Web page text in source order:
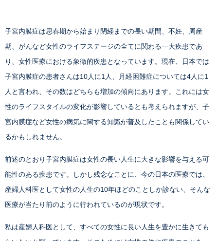
子宮内膜症は思春期から始まり閉経までの長い期間、不妊、周産
期、がんなど女性のライフステージの全てに関わる一大疾患であ
り、女性医療における象徴的疾患となっています。現在、日本では
子宮内膜症の患者さんは10人に1人、月経困難症については4人に1
人と言われ、その数はどちらも増加の傾向にあります。これには女
性のライフスタイルの変化が影響しているとも考えられますが、子
宮内膜症など女性の病気に関する知識が普及したことも関係してい
るかもしれません。
前述のとおり子宮内膜症は女性の長い人生に大きな影響を与える可
能性のある疾患です。しかし残念なことに、今の日本の医療では、
産婦人科医として女性の人生の10年ほどのことしか診ない、そんな
医療が当たり前のように行われているのが現状です。
私は産婦人科医として、すべての女性に長い人生を豊かに生きても